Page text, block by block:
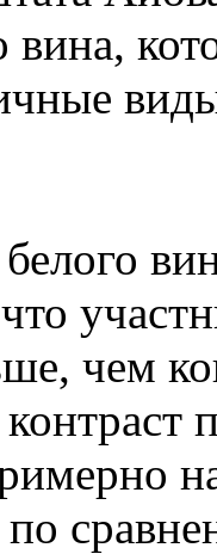
вина,
чем